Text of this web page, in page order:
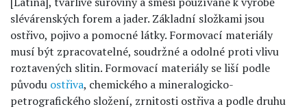
slévárenských forem a jader. Základní složkami jsou
ostřivo, pojivo a pomocné látky. Formovací materiály
musí být zpracovatelné, soudržné a odolné proti vlivu
roztavených slitin. Formovací materiály se liší podle
původu ostřiva, chemického a mineralogicko-
petrografického složení, zrnitosti ostřiva a podle druhu